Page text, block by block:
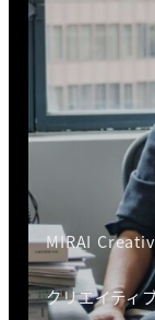
MIRAI
クリエイティ